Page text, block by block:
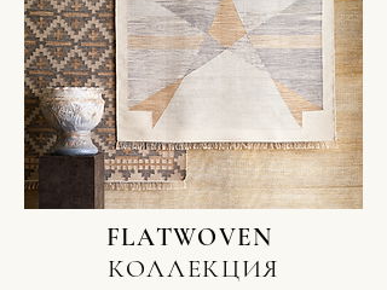
FLATWOVEN
КОЛЛЕКЦИЯ